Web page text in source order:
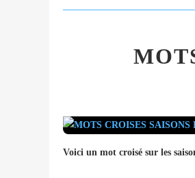
Voici un mot croisé sur les